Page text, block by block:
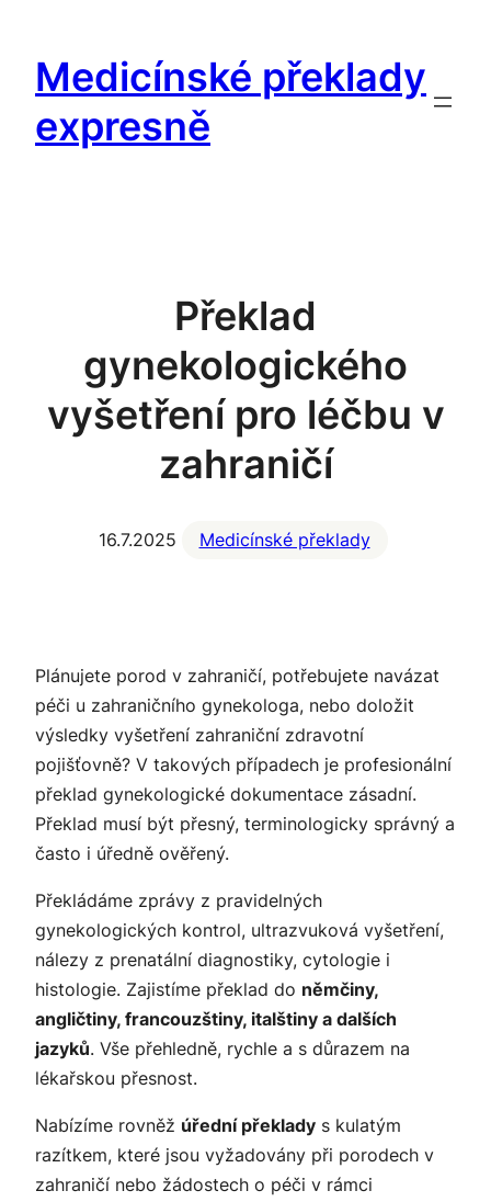
obsahMedicínské překlady
expresně
Překlad
gynekologického
vyšetření pro léčbu v
zahraničí
16.7.2025 Medicínské překlady
Plánujete porod v zahraničí, potřebujete navázat
péči u zahraničního gynekologa, nebo doložit
výsledky vyšetření zahraniční zdravotní
pojišťovně? V takových případech je profesionální
překlad gynekologické dokumentace zásadní.
Překlad musí být přesný, terminologicky správný a
často i úředně ověřený.
Překládáme zprávy z pravidelných
gynekologických kontrol, ultrazvuková vyšetření,
nálezy z prenatální diagnostiky, cytologie i
histologie. Zajistíme překlad do němčiny,
angličtiny, francouzštiny, italštiny a dalších
jazyků. Vše přehledně, rychle a s důrazem na
lékařskou přesnost.
Nabízíme rovněž úřední překlady s kulatým
razítkem, které jsou vyžadovány při porodech v
zahraničí nebo žádostech o péči v rámci